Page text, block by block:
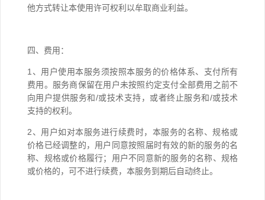
他方式转让本使用许可权利以牟取商业利益。
四、费用：
1、用户使用本服务须按照本服务的价格体系、支付所有
费用。服务商保留在用户未按照约定支付全部费用之前不
向用户提供服务和/或技术支持，或者终止服务和/或技术
支持的权利。
2、用户如对本服务进行续费时，本服务的名称、规格或
价格已经调整的，用户同意按照届时有效的新的服务的名
称、规格或价格履行；用户不同意新的服务的名称、规格
或价格的，可不进行续费，本服务到期后自动终止。